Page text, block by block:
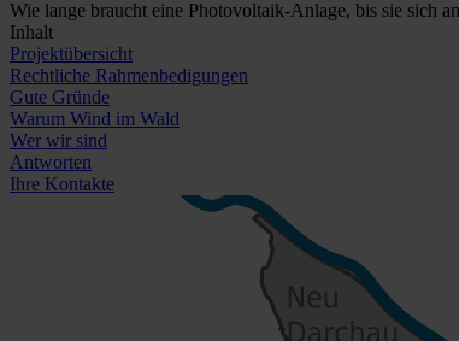
Wie lange braucht eine Photovoltaik-Anlage, bis sie sich
Inhalt
Projektübersicht
Rechtliche Rahmenbedigungen
Gute Gründe
Warum Wind im Wald
Wer wir sind
Antworten
Ihre Kontakte